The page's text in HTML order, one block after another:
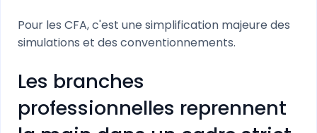
Pour les CFA, c'est une simplification majeure des
simulations et des conventionnements.
Les branches
professionnelles reprennent